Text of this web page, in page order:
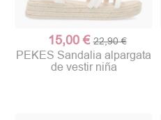
15,00 € 22,90 €
PEKES Sandalia alpargata
de vestir niña